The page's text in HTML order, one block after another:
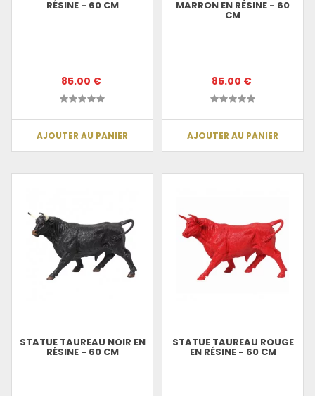
RÉSINE - 60 CM
85.00 €
AJOUTER AU PANIER
MARRON EN RÉSINE - 60
CM
85.00 €
AJOUTER AU PANIER
STATUE TAUREAU NOIR EN
RÉSINE - 60 CM
STATUE TAUREAU ROUGE
EN RÉSINE - 60 CM